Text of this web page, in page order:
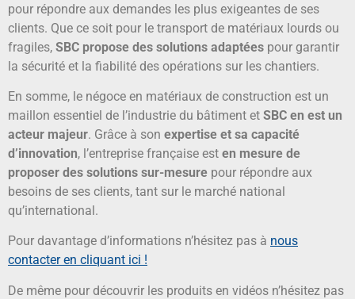
pour répondre aux demandes les plus exigeantes de ses
clients. Que ce soit pour le transport de matériaux lourds ou
fragiles, SBC propose des solutions adaptées pour garantir
la sécurité et la fiabilité des opérations sur les chantiers.
En somme, le négoce en matériaux de construction est un
maillon essentiel de l’industrie du bâtiment et SBC en est un
acteur majeur. Grâce à son expertise et sa capacité
d’innovation, l’entreprise française est en mesure de
proposer des solutions sur-mesure pour répondre aux
besoins de ses clients, tant sur le marché national
qu’international.
Pour davantage d’informations n’hésitez pas à nous
contacter en cliquant ici !
De même pour découvrir les produits en vidéos n’hésitez pas